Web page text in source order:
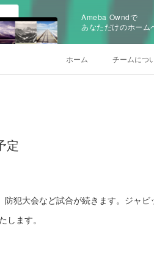
Ameba Owndで
あなただけのホーム
ホーム チームにつ
定
犯大会など試合が続きます。ジャ
します。